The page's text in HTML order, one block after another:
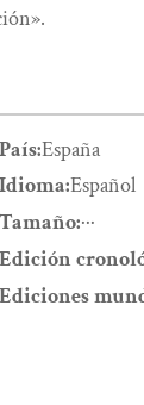
País:España
Idioma:Español
···
Edición
Ediciones